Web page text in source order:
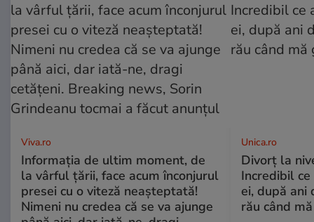
Viva.ro
Informația de ultim moment, de
la vârful țării, face acum înconjurul
presei cu o viteză neașteptată!
Nimeni nu credea că se va ajunge
Unica.ro
Divorț la
Incredibil
ei, după ani
rău când